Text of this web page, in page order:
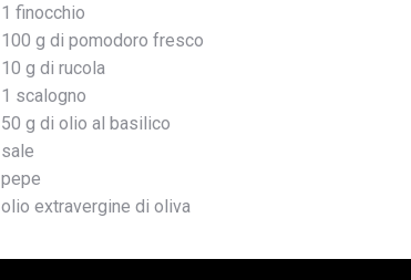
1 finocchio
100 g di pomodoro fresco
10 g di rucola
1 scalogno
50 g di olio al basilico
sale
pepe
olio extravergine di oliva